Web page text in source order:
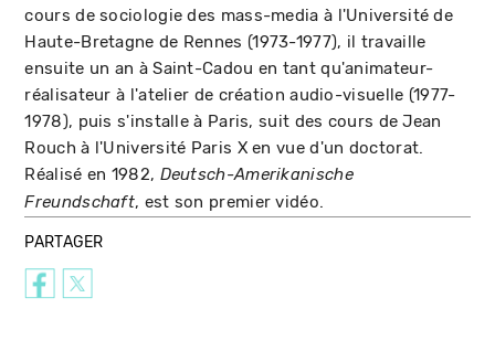
cours de sociologie des mass-media à l'Université de
Haute-Bretagne de Rennes (1973-1977), il travaille
ensuite un an à Saint-Cadou en tant qu'animateur-
réalisateur à l'atelier de création audio-visuelle (1977-
1978), puis s'installe à Paris, suit des cours de Jean
Rouch à l'Université Paris X en vue d'un doctorat.
Réalisé en 1982, Deutsch-Amerikanische
Freundschaft, est son premier vidéo.
PARTAGER